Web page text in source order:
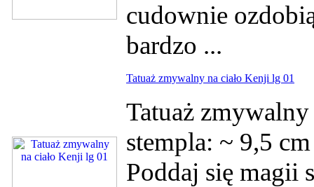
cudownie
bardzo ...
Tatuaż zmywalny na ciało Kenji lg 01
Tatuaż
stempla: ~ 9,5
Poddaj się magii